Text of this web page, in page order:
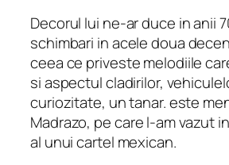
Decorul lui ne-ar duce in anii
schimbari in acele doua
ceea ce priveste melodiile
si aspectul cladirilor,
curiozitate, un tanar. este
Madrazo, pe care l-am vazut
al unui cartel mexican.